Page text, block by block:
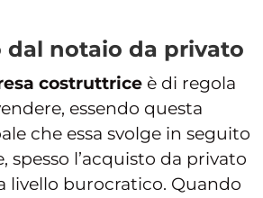
dal notaio da privato
costruttrice è di regola
essendo questa
che essa svolge in seguito
spesso l’acquisto da privato
livello burocratico. Quando